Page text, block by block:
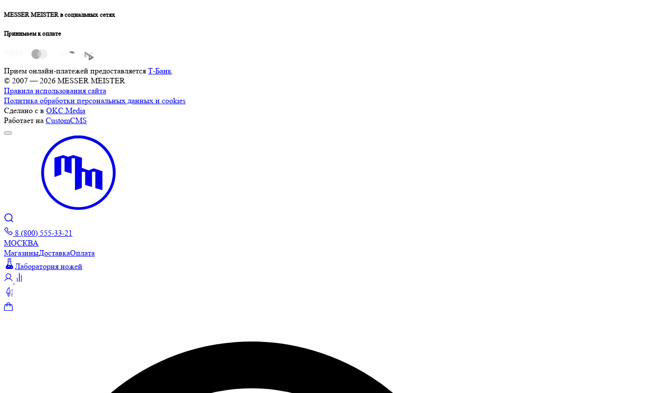
MESSER MEISTER в социальных сетях
Принимаем к оплате
Прием онлайн-платежей предоставляется Т-Банк.
© 2007 — 2026 MESSER MEISTER
Правила использования сайта
Политика обработки персональных данных и cookies
Сделано с в OKC.Media
Работает на CustomCMS
8 (800) 555-33-21
МОСКВА
МагазиныДоставкаОплата
Лаборатория ножей